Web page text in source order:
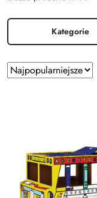
Kategorie
Zastosowano
sortowanie:
Sortuj
według